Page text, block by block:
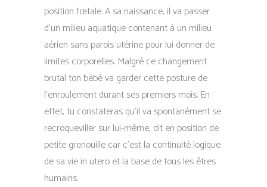
position fœtale. A sa naissance, il va passer
d’un milieu aquatique contenant à un milieu
aérien sans parois utérine pour lui donner de
limites corporelles. Malgré ce changement
brutal ton bébé va garder cette posture de
l’enroulement durant ses premiers mois. En
effet, tu constateras qu’il va spontanément se
recroqueviller sur lui-même, dit en position de
petite grenouille car c’est la continuité logique
de sa vie in utero et la base de tous les êtres
humains.